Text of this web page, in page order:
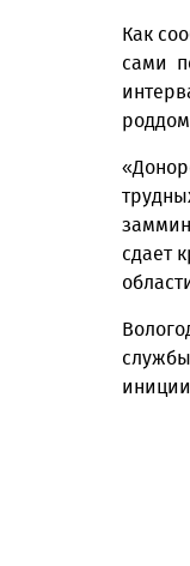
Как
сами
сдает